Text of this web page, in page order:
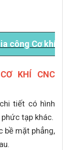
công Cơ khí
KHÍ CNC
tiết có hình
tạp khác.
bề mặt phẳng,